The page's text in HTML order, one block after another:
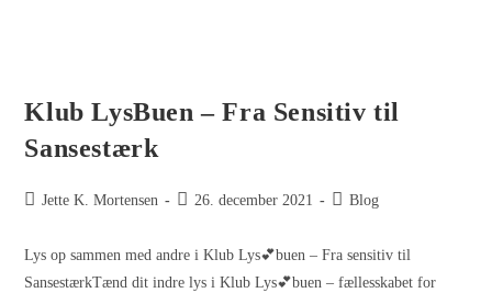
Klub LysBuen – Fra Sensitiv til
Sansestærk
Jette K. Mortensen 26. december 2021 Blog
Lys op sammen med andre i Klub Lys💕buen – Fra sensitiv til
SansestærkTænd dit indre lys i Klub Lys💕buen ‒ fællesskabet for